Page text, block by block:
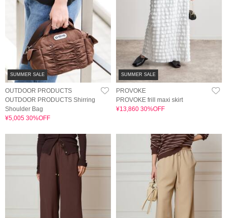
SUMMER SALE
OUTDOOR PRODUCTS
OUTDOOR PRODUCTS Shirring
Shoulder Bag
¥5,005 30%OFF
SUMMER SALE
PROVOKE
PROVOKE frill maxi skirt
¥13,860 30%OFF